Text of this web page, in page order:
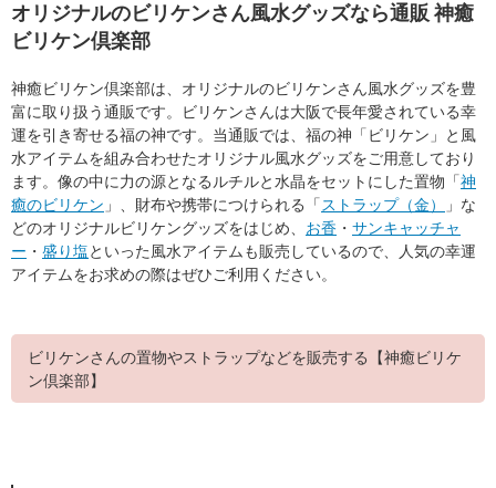
オリジナルのビリケンさん風水グッズなら通販 神癒
ビリケン倶楽部
神癒ビリケン倶楽部は、オリジナルのビリケンさん風水グッズを豊
富に取り扱う通販です。ビリケンさんは大阪で長年愛されている幸
運を引き寄せる福の神です。当通販では、福の神「ビリケン」と風
水アイテムを組み合わせたオリジナル風水グッズをご用意しており
ます。像の中に力の源となるルチルと水晶をセットにした置物「神
癒のビリケン 」、財布や携帯につけられる「ストラップ（金）
」な
どのオリジナルビリケングッズをはじめ、 お香 ・ サンキャッチャ
ー ・ 盛り塩といった風水アイテムも販売しているので、人気の幸運
アイテムをお求めの際はぜひご利用ください。
ビリケンさんの置物やストラップなどを販売する【神癒ビリケ
ン倶楽部】